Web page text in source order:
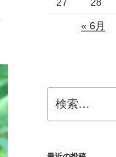
« 6月
索: